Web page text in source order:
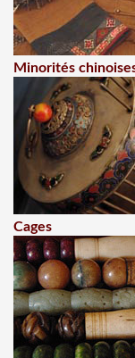
Minorités
Cages